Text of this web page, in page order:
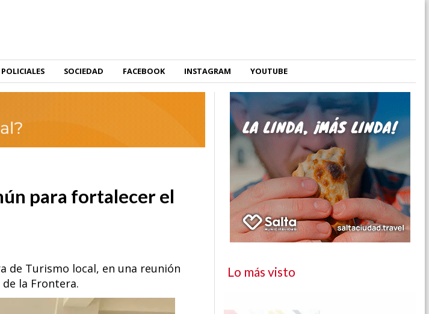
POLICIALES SOCIEDAD FACEBOOK INSTAGRAM YOUTUBE
para fortalecer el
de Turismo local, en una reunión
la Frontera.
Lo más visto